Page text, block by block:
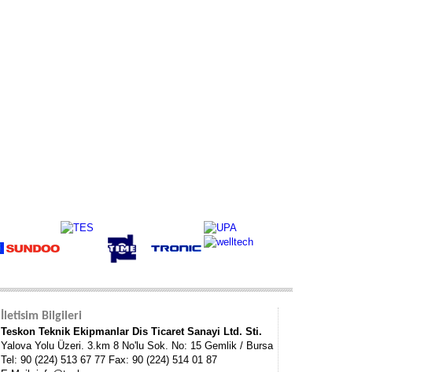
İletisim Bilgileri
Teskon Teknik Ekipmanlar Dis Ticaret Sanayi Ltd. Sti.
Yalova Yolu Üzeri. 3.km 8 No'lu Sok. No: 15 Gemlik / Bursa
Tel: 90 (224) 513 67 77 Fax: 90 (224) 514 01 87